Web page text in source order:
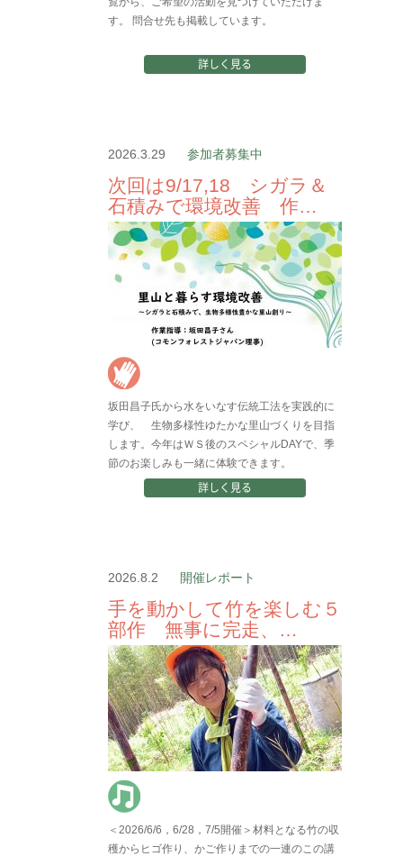
す。 問合せ先も掲載しています。
詳しく見る
2026.3.29 参加者募集中
次回は9/17,18 シガラ＆
石積みで環境改善 作…
坂田昌子氏から水をいなす伝統工法を実践的に
学び、 生物多様性ゆたかな里山づくりを目指
します。今年はＷＳ後のスペシャルDAYで、季
節のお楽しみも一緒に体験できます。
詳しく見る
2026.8.2 開催レポート
手を動かして竹を楽しむ５
部作 無事に完走、…
＜2026/6/6，6/28，7/5開催＞材料となる竹の収
穫からヒゴ作り、かご作りまでの一連のこの講